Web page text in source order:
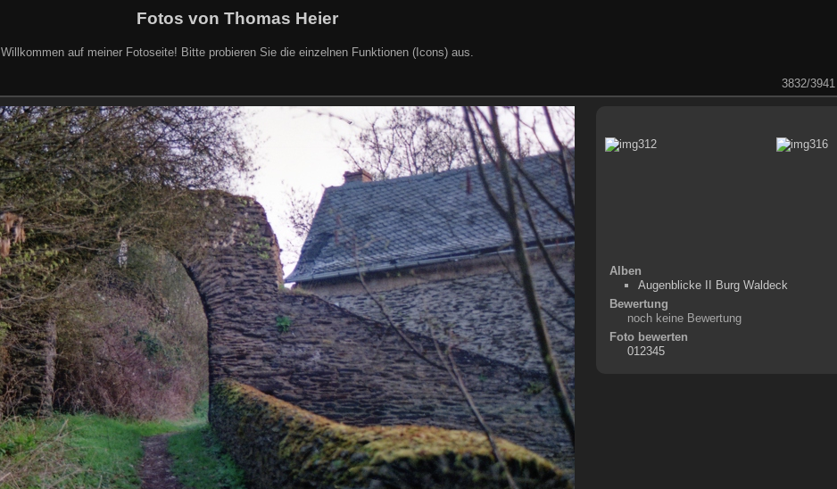
Fotos von Thomas Heier
Willkommen auf meiner Fotoseite! Bitte probieren Sie die einzelnen Funktionen (Icons) aus.
3832/3941
Alben
Augenblicke II Burg Waldeck
Bewertung
noch keine Bewertung
Foto bewerten